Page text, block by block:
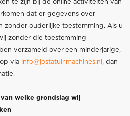
dat er gegevens over
zonder ouderlijke toestemming. Als u
zonder die toestemming
verzameld over een minderjarige,
via info@jostatuinmachines.nl, dan
welke grondslag wij